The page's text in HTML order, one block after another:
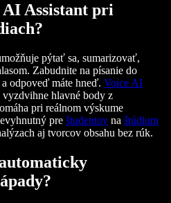
AI Assistant pri
pýtať sa, sumarizovať,
Zabudnite na písanie do
odpoveď máte hneď. Voice AI
hlavné body z
pri reálnom výskume
pre študentov na štúdium
aj tvorcov obsahu bez rúk.